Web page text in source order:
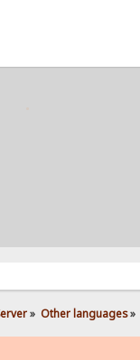
» Other languages»